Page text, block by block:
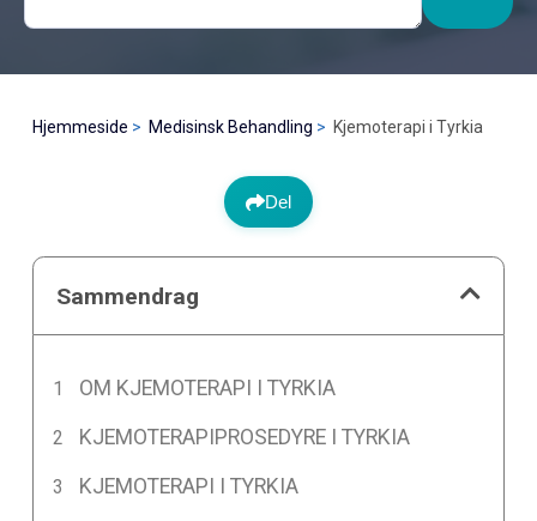
Hjemmeside Medisinsk Behandling Kjemoterapi i Tyrkia
Del
Sammendrag
OM KJEMOTERAPI I TYRKIA
KJEMOTERAPIPROSEDYRE I TYRKIA
KJEMOTERAPI I TYRKIA